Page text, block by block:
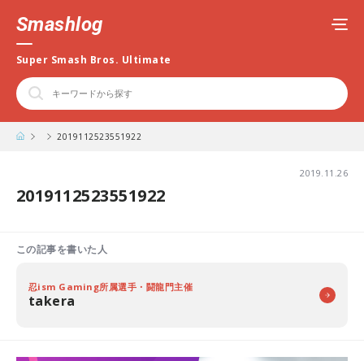
Smashlog
Super Smash Bros. Ultimate
2019112523551922
2019.11.26
2019112523551922
この記事を書いた人
忍ism Gaming所属選手・闘龍門主催
takera